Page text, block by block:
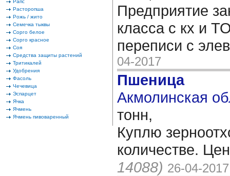
Рапс
Расторопша
Рожь / жито
Семечка тыквы
Сорго белое
Сорго красное
Соя
Средства защиты растений
Тритикалей
Удобрения
Фасоль
Чечевица
Эспарцет
Ячка
Ячмень
Ячмень пивоваренный
Предприятие
класса с кх и
переписи с
04-2017
Пшеница
Акмолинская
тонн,
Куплю
количестве.
14088) 26-04-2017